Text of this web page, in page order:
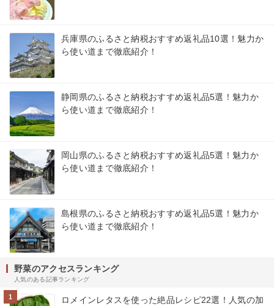
兵庫県のふるさと納税おすすめ返礼品10選！魅力か
ら使い道まで徹底紹介！
静岡県のふるさと納税おすすめ返礼品5選！魅力か
ら使い道まで徹底紹介！
岡山県のふるさと納税おすすめ返礼品5選！魅力か
ら使い道まで徹底紹介！
島根県のふるさと納税おすすめ返礼品5選！魅力か
ら使い道まで徹底紹介！
野菜のアクセスランキング
人気のある記事ランキング
1
ロメインレタスを使った絶品レシピ22選！人気の加